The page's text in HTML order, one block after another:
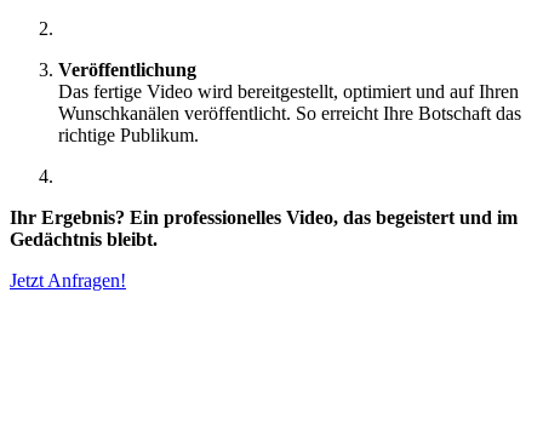
Veröffentlichung
Das fertige Video wird bereitgestellt, optimiert und auf Ihren
Wunschkanälen veröffentlicht. So erreicht Ihre Botschaft das
richtige Publikum.
Ihr Ergebnis? Ein professionelles Video, das begeistert und im
Gedächtnis bleibt.
Jetzt Anfragen!